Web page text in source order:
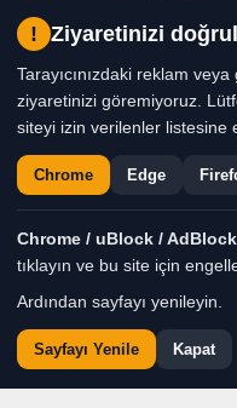
Gözlerinde henüz
Korkuları bile
Bir gülüşleri vardır;
! Ziyaretinizi
Tarayıcınızdaki reklam
ziyaretinizi göremiyoruz.
siteyi izin verilenler listesine
Chrome Edge
Chrome / uBlock /
tıklayın ve bu site için
Ardından sayfayı yenileyin.
Sayfayı Yenile Kapat